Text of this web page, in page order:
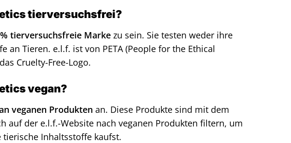
tierversuchsfrei?
tierversuchsfreie Marke zu sein. Sie testen weder ihre
Tieren. e.l.f. ist von PETA (People for the Ethical
Cruelty-Free-Logo.
vegan?
veganen Produkten an. Diese Produkte sind mit dem
auf der e.l.f.-Website nach veganen Produkten filtern, um
Inhaltsstoffe kaufst.